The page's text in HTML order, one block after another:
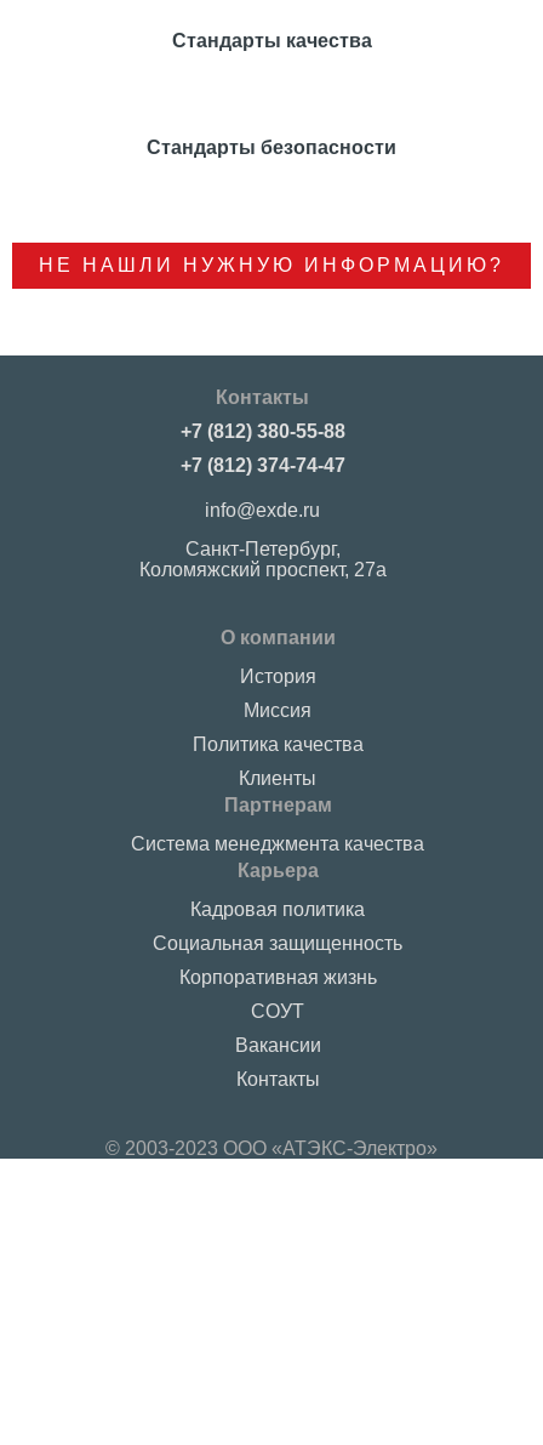
Стандарты качества
Стандарты безопасности
НЕ НАШЛИ НУЖНУЮ ИНФОРМАЦИЮ?
Контакты
+7 (812) 380-55-88
+7 (812) 374-74-47
info@exde.ru
Санкт-Петербург,
Коломяжский проспект, 27a
О компании
История
Миссия
Политика качества
Клиенты
Партнерам
Система менеджмента качества
Карьера
Кадровая политика
Социальная защищенность
Корпоративная жизнь
СОУТ
Вакансии
Контакты
© 2003-2023 ООО «АТЭКС-Электро»